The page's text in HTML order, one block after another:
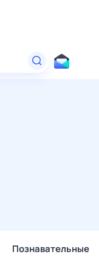
Познавательные